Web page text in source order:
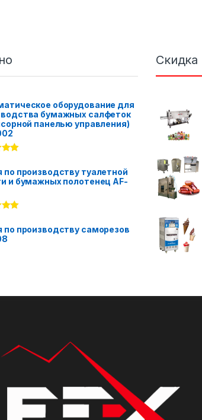
оборудование для
бумажных салфеток
панелью управления)
по производству туалетной
и бумажных полотенец AF-
по производству саморезов
Скидка